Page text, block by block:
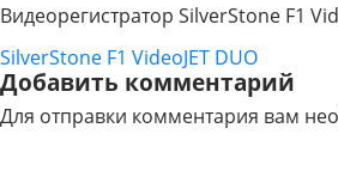
Видеорегистратор SilverStone F1
НАВИГАЦИЯ
ПО
SilverStone F1 VideoJET DUO
Добавить комментарий
Для отправки комментария вам